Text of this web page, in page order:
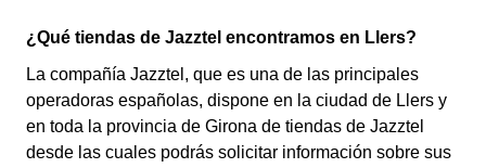
¿Qué tiendas de Jazztel encontramos en Llers?
La compañía Jazztel, que es una de las principales
operadoras españolas, dispone en la ciudad de Llers y
en toda la provincia de Girona de tiendas de Jazztel
desde las cuales podrás solicitar información sobre sus